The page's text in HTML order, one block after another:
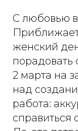
С любовью
женский
2 марта на
над
работа:
справиться